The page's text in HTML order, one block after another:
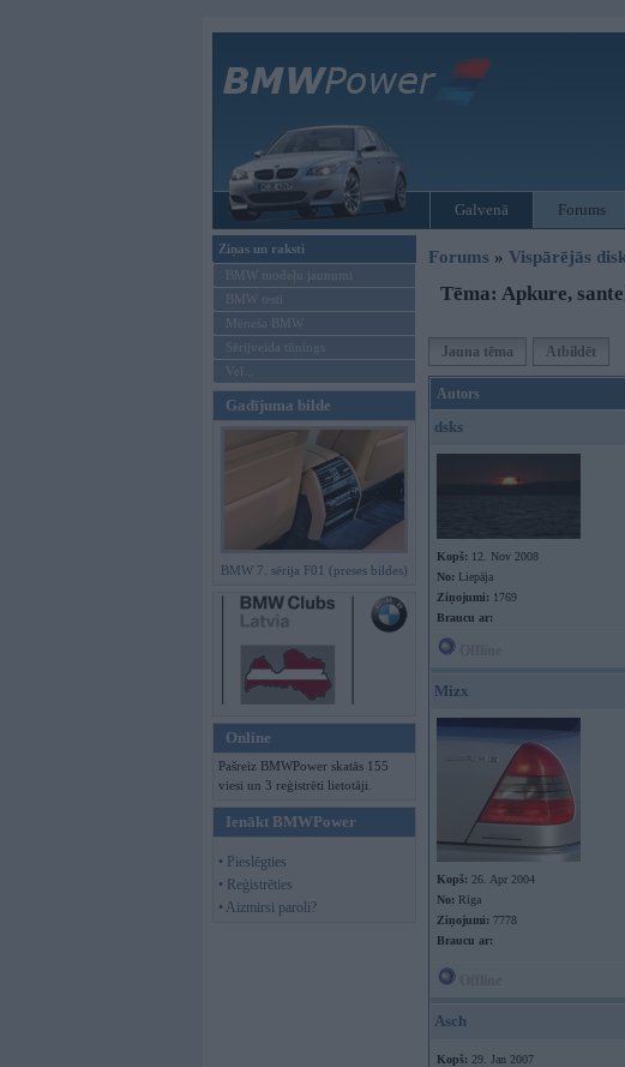
Galvenā Forums
Ziņas un raksti
BMW modeļu jaunumi
BMW testi
Mēneša BMW
Sērijveida tūnings
Vel...
Gadījuma bilde
BMW 7. sērija F01 (preses bildes)
Online
Pašreiz BMWPower skatās 155
viesi un 3 reģistrēti lietotāji.
Ienākt BMWPower
• Pieslēgties
• Reģistrēties
• Aizmirsi paroli?
Forums » Vispārējās
Tēma: Apkure,
Jauna tēma Atbildēt
Autors
dsks
Kopš: 12. Nov 2008
No: Liepāja
Ziņojumi: 1769
Braucu ar:
Mizx
Kopš: 26. Apr 2004
No: Rīga
Ziņojumi: 7778
Braucu ar:
Asch
Kopš: 29. Jan 2007